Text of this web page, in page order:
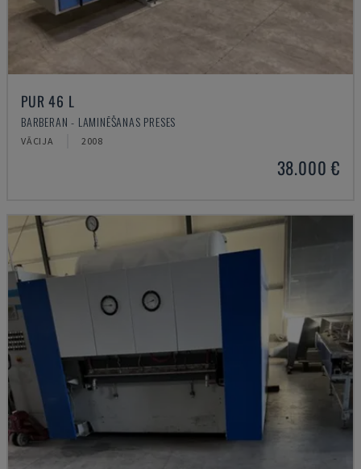
PUR 46 L
BARBERAN - LAMINĒŠANAS PRESES
VĀCIJA 2008
38.000 €